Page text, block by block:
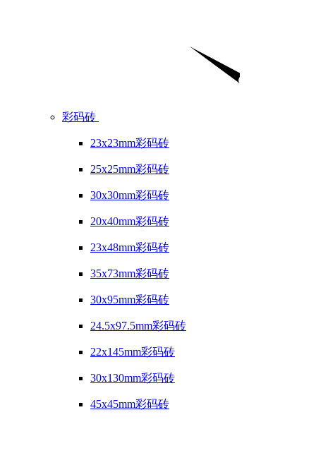
彩码砖
23x23mm彩码砖
25x25mm彩码砖
30x30mm彩码砖
20x40mm彩码砖
23x48mm彩码砖
35x73mm彩码砖
30x95mm彩码砖
24.5x97.5mm彩码砖
22x145mm彩码砖
30x130mm彩码砖
45x45mm彩码砖